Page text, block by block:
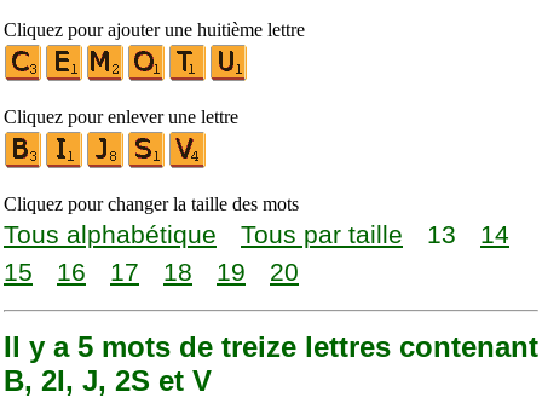
Cliquez pour ajouter une huitième lettre
Cliquez pour enlever une lettre
Cliquez pour changer la taille des mots
Tous alphabétique Tous par taille 13
14
15
16 17 18 19 20
Il y a 5 mots de treize lettres contenant
B, 2I, J, 2S et V